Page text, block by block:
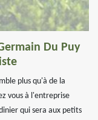
Du Puy
plus qu'à de la
vous à l'entreprise
qui sera aux petits